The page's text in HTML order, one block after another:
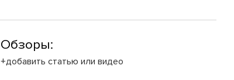
Обзоры:
+добавить статью или видео